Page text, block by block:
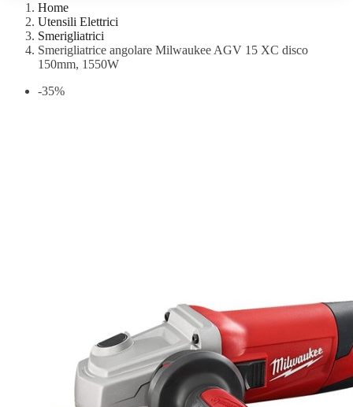
Home
Utensili Elettrici
Smerigliatrici
Smerigliatrice angolare Milwaukee AGV 15 XC disco
150mm, 1550W
-35%